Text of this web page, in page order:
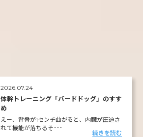
2026.07.24
体幹トレーニング「バードドッグ」のすす
め
えー、背骨が1センチ曲がると、内臓が圧迫さ
れて機能が落ちるそ･･･
続きを読む